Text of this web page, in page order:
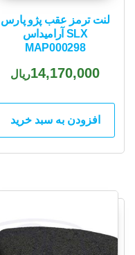
لنت ترمز عقب پژو پارس
SLX آرامیداس
MAP000298
14,170,000ریال
افزودن به سبد خرید